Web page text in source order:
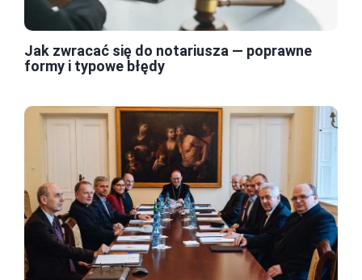
Jak zwracać się do notariusza — poprawne
formy i typowe błędy